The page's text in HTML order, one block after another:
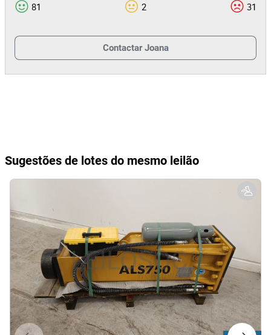
81 2 31
Contactar Joana
Sugestões de lotes do mesmo leilão